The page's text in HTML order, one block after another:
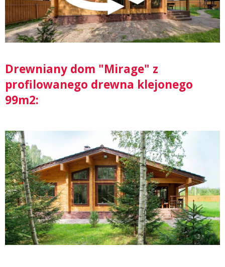
Drewniany dom "Mirage" z
profilowanego drewna klejonego
99m2: